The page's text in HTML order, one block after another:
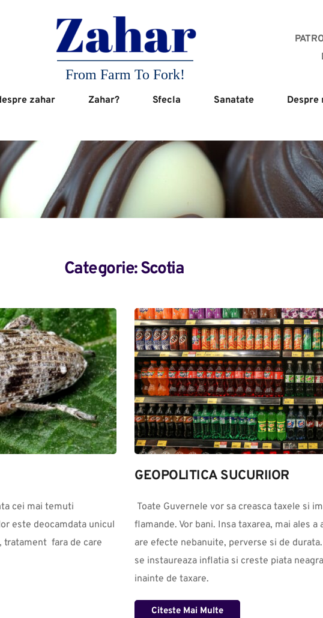
From Farm To Fork!
zahar Zahar? Sfecla Sanatate Despre
Categorie: Scotia
cei mai temuti
este deocamdata unicul
fara de care
GEOPOLITICA SUCURIlOR
flamande. Vor bani. Insa taxarea, mai ales
are efecte nebanuite, perverse si de
se instaureaza inflatia si creste piata
inainte de taxare.
Citeste Mai Multe